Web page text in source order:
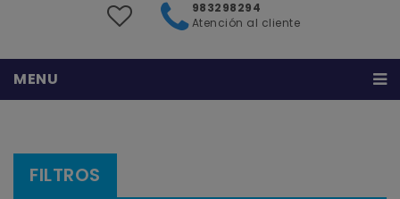
983298294
Atención al cliente
MENU
Sobre nosotros
FILTROS